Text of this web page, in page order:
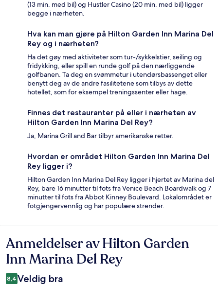
(13 min. med bil) og Hustler Casino (20 min. med bil) ligger
begge i nærheten.
Hva kan man gjøre på Hilton Garden Inn Marina Del
Rey og i nærheten?
Ha det gøy med aktiviteter som tur-/sykkelstier, seiling og
fridykking, eller spill en runde golf på den nærliggende
golfbanen. Ta deg en svømmetur i utendørsbassenget eller
benytt deg av de andre fasilitetene som tilbys av dette
hotellet, som for eksempel treningssenter eller hage.
Finnes det restauranter på eller i nærheten av
Hilton Garden Inn Marina Del Rey?
Ja, Marina Grill and Bar tilbyr amerikanske retter.
Hvordan er området Hilton Garden Inn Marina Del
Rey ligger i?
Hilton Garden Inn Marina Del Rey ligger i hjertet av Marina del
Rey, bare 16 minutter til fots fra Venice Beach Boardwalk og 7
minutter til fots fra Abbot Kinney Boulevard. Lokalområdet er
fotgjengervennlig og har populære strender.
Anmeldelser
Anmeldelser av Hilton Garden
Inn Marina Del Rey
8,4 Veldig bra